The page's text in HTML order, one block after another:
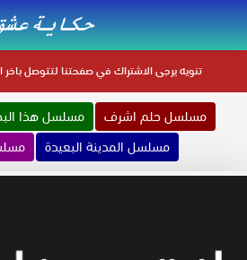
تنويهيرجى الاشتراك في صفحتنا لتتوصل باخر
مسلسل حلم اشرف
مسلسل هذا
مسلسل المدينة البعيدة